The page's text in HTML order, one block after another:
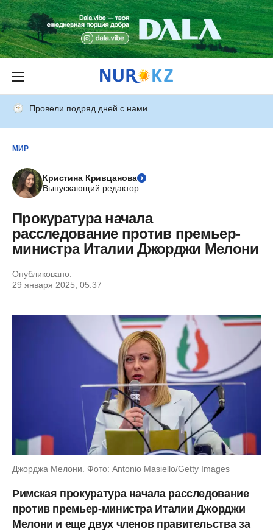
Провели подряд дней с нами
МИР
Кристина Кривцанова
Выпускающий редактор
Прокуратура начала
расследование против премьер-
министра Италии Джорджи Мелони
Опубликовано:
29 января 2025, 05:37
Джорджа Мелони. Фото: Antonio Masiello/Getty Images
Римская прокуратура начала расследование
против премьер-министра Италии Джорджи
Мелони и еще двух членов правительства за